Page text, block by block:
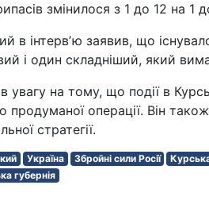
змінилося з 1 до 12 на 1
в інтервʼю заявив, що
і один складніший, який
увагу на тому, що події в
продуманої операції. Він
стратегії.
Україна Збройні сили Росії
губернія